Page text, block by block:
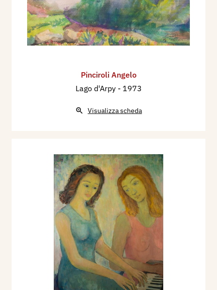
Pinciroli Angelo
Lago d'Arpy - 1973
Visualizza scheda